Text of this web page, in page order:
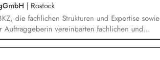
| Rostock
die fachlichen Strukturen und Expertise sowie
vereinbarten fachlichen und
disziplinarische Führung und
Mitarbeitenden, deren fachliche